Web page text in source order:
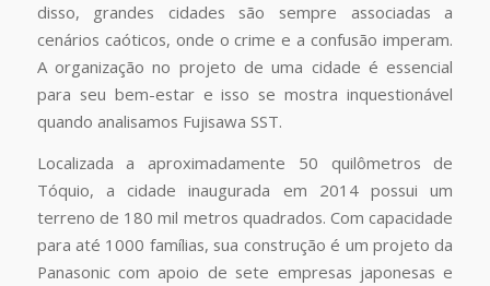
disso, grandes cidades são sempre associadas a
cenários caóticos, onde o crime e a confusão imperam.
A organização no projeto de uma cidade é essencial
para seu bem-estar e isso se mostra inquestionável
quando analisamos Fujisawa SST.
Localizada a aproximadamente 50 quilômetros de
Tóquio, a cidade inaugurada em 2014 possui um
terreno de 180 mil metros quadrados. Com capacidade
para até 1000 famílias, sua construção é um projeto da
Panasonic com apoio de sete empresas japonesas e